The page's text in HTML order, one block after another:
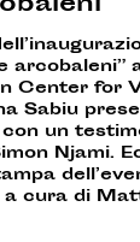
arcobaleni”
Center for
Sabiu
con un
Njami.
a cura di